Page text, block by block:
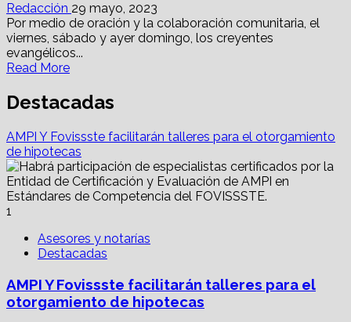
Redacción 29 mayo, 2023
Por medio de oración y la colaboración comunitaria, el
viernes, sábado y ayer domingo, los creyentes
evangélicos...
Read MoreRead
about
Realizan
Nogales,
Sonora,
cruzada
para
sanar
Destacadas
AMPI Y Fovissste facilitarán talleres para el otorgamiento
de hipotecas
1
Asesores y notarías
Destacadas
AMPI Y Fovissste facilitarán talleres para el
otorgamiento de hipotecas